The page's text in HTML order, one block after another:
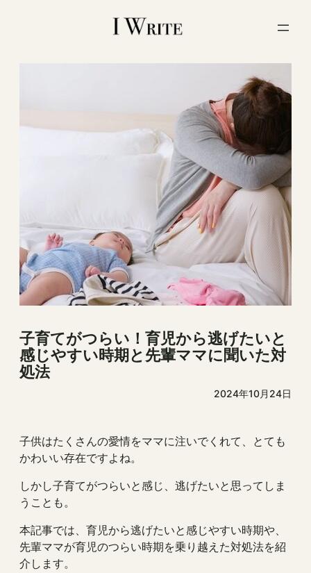
子育てがつらい！育児から逃げたいと
感じやすい時期と先輩ママに聞いた対
処法
2024年10月24日
子供はたくさんの愛情をママに注いでくれて、とても
かわいい存在ですよね。
しかし子育てがつらいと感じ、逃げたいと思ってしま
うことも。
本記事では、育児から逃げたいと感じやすい時期や、
先輩ママが育児のつらい時期を乗り越えた対処法を紹
介します。